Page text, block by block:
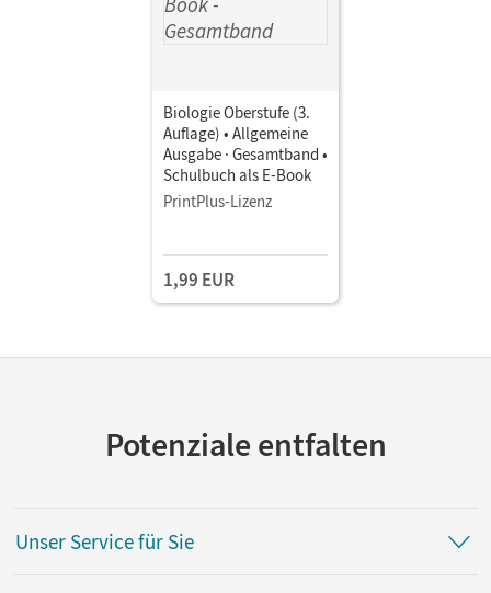
Biologie Oberstufe (3.
Auflage) • Allgemeine
Ausgabe · Gesamtband •
Schulbuch als E-Book
PrintPlus-Lizenz
1,99 EUR
Potenziale entfalten
Unser Service für Sie